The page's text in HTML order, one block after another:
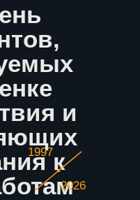
и
к
1997
2026